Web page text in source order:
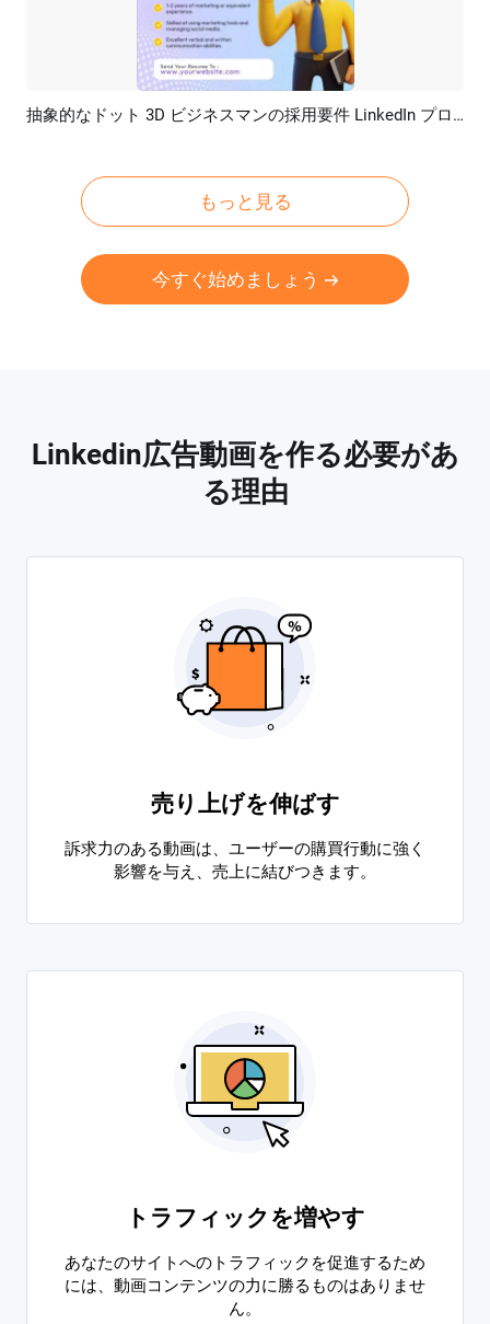
プレビュー カスタマイズ 抽象的なドット 3D ビジネスマンの採用要件 LinkedIn プロモーション広告投稿
もっと見る
今すぐ始めましょう
Linkedin広告動画を作る必要があ
る理由
売り上げを伸ばす
訴求力のある動画は、ユーザーの購買行動に強く
影響を与え、売上に結びつきます。
トラフィックを増やす
あなたのサイトへのトラフィックを促進するため
には、動画コンテンツの力に勝るものはありませ
ん。